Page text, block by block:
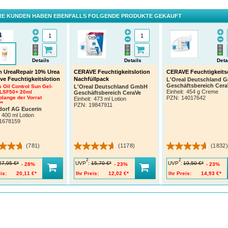
Feuchtigkeitslotion versorgt das Gesicht und den Körper mit bis zu 24 Stunden
Zudem stärkt und schützt sie die natürliche Hautschutzbarriere und enthält keine
Die Hautpflege mit Hyaluron und den essenziellen Ceramiden 1, 3 und 6-II
die Haut.
innovativen MVE-Technologie, werden die enthaltenen aktiven Wirkstoffe kontinuierlich
– für eine langanhaltende Wirkung und ein angenehmes Hautgefühl. Durch die milde
eignet sich die Körperlotion von CeraVe auch für zu Neurodermitis und Allergien
KUNDEN HABEN EBENFALLS FOLGENDE PRODUKTE GEKAUFT
UreaRepair 10% Urea
Feuchtigkeitslotion
Oil Control Sun Gel-
20ml
der Vorrat
AG Eucerin
400 ml Lotion
Details
(781)
€*
20,11 €*
28%
CERAVE Feuchtigkeitslotion
Nachfüllpack
L'Oreal Deutschland GmbH
Geschäftsbereich CeraVe
Einheit: 473 ml Lotion
PZN: 19847911
Details
(1178)
UVP
2
: 15,70 €*
Ihr Preis:
12,02 €*
23%
CERAVE
L'Oreal Deutschland
Geschäftsbereich
Einheit: 454 g Creme
PZN: 14017642
(1832)
UVP
2
: 19,50 €*
Ihr Preis:
14,93 €*
23%